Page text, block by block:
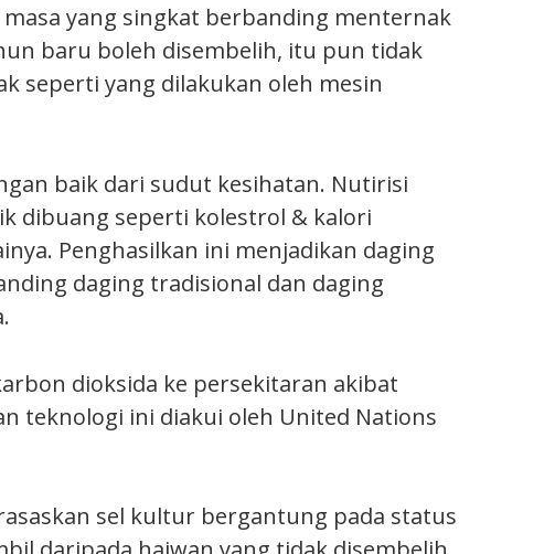
yang singkat berbanding menternak
baru boleh disembelih, itu pun tidak
seperti yang dilakukan oleh mesin
baik dari sudut kesihatan. Nutirisi
dibuang seperti kolestrol & kalori
Penghasilkan ini menjadikan daging
daging tradisional dan daging
dioksida ke persekitaran akibat
teknologi ini diakui oleh United Nations
sel kultur bergantung pada status